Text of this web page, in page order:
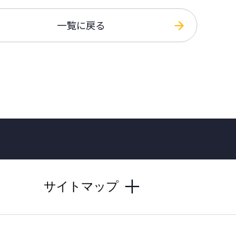
一覧に戻る
サイトマップ